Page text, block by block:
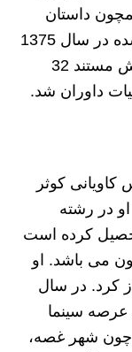
داستان
های هند که در هشت قسمت ساخته شده در سال 1375
و 1376 ساخته شد. وی همچنین در بخش مستند 32
داوران شد.
کوثر
دنیا آمد. او در رشته
کرده است
می باشد. او
خود را از سال 1340 آغاز کرد. در سال
عرصه سینما
چون شهر غصه،